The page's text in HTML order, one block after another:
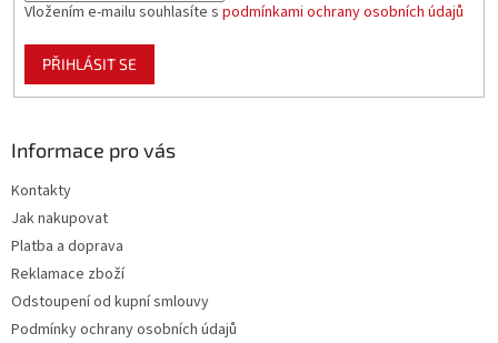
Vložením e-mailu souhlasíte s podmínkami ochrany osobních údajů
PŘIHLÁSIT SE
Informace pro vás
Kontakty
Jak nakupovat
Platba a doprava
Reklamace zboží
Odstoupení od kupní smlouvy
Podmínky ochrany osobních údajů